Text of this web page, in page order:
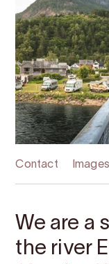
Contact Images
We are a
the river